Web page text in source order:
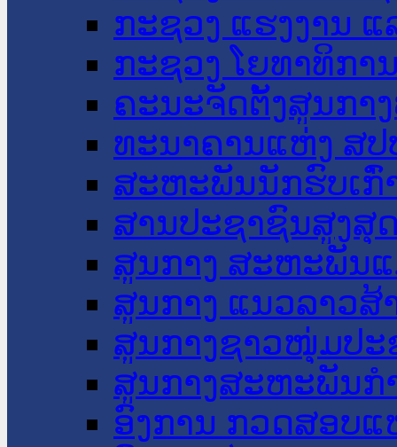
ກະຊວງ ແຮງງານ
ກະຊວງ ໂຍທາທິກາ
ຄະນະຈັດຕັ້ງສູນກາ
ທະນາຄານແຫ່ງ ສປ
ສະຫະພັນນັກຮົບເກົ່
ສານປະຊາຊົນສູງສຸ
ສູນກາງ ສະຫະພັນ
ສູນກາງ ແນວລາວສ້
ສູນກາງຊາວໜຸ່ມປະ
ສູນກາງສະຫະພັນກ
ອົງການ ກວດສອບແ